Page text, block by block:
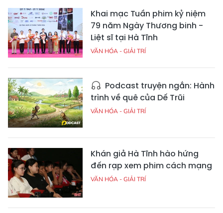
Khai mạc Tuần phim kỷ niệm
79 năm Ngày Thương binh -
Liệt sĩ tại Hà Tĩnh
VĂN HÓA - GIẢI TRÍ
Podcast truyện ngắn: Hành
trình về quê của Dế Trũi
VĂN HÓA - GIẢI TRÍ
Khán giả Hà Tĩnh hào hứng
đến rạp xem phim cách mạng
VĂN HÓA - GIẢI TRÍ